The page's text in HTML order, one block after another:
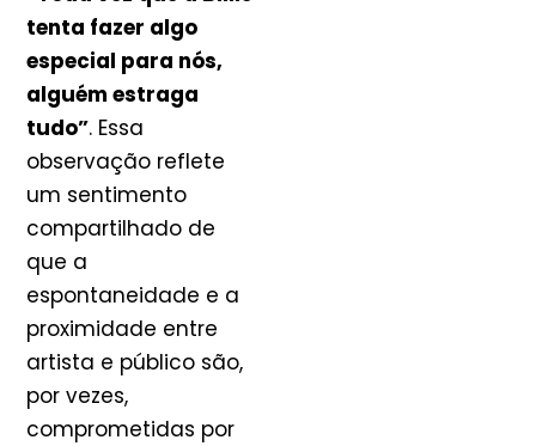
tenta fazer algo
especial para nós,
alguém estraga
tudo”. Essa
observação reflete
um sentimento
compartilhado de
que a
espontaneidade e a
proximidade entre
artista e público são,
por vezes,
comprometidas por